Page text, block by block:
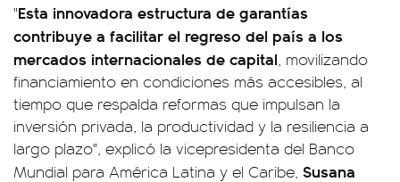
"Esta innovadora estructura de garantías
contribuye a facilitar el regreso del país a los
mercados internacionales de capital, movilizando
financiamiento en condiciones más accesibles, al
tiempo que respalda reformas que impulsan la
inversión privada, la productividad y la resiliencia a
largo plazo", explicó la vicepresidenta del Banco
Mundial para América Latina y el Caribe, Susana